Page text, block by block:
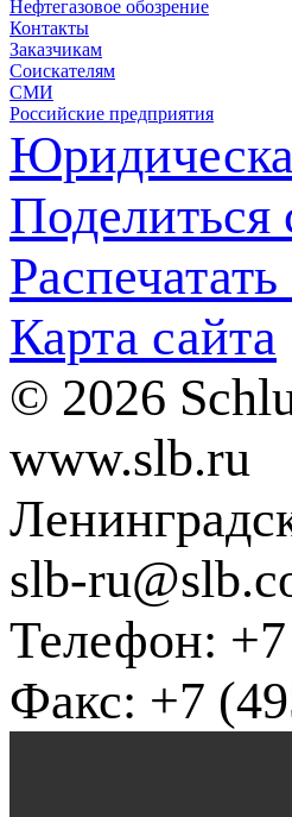
Нефтегазовое обозрение
Контакты
Заказчикам
Соискателям
СМИ
Российские предприятия
Поделиться
Карта сайта
© 2026
www.slb.ru
slb-
Телефон:
Факс: +7